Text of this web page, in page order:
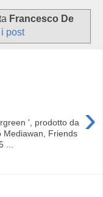
Francesco De
i post
›
', prodotto da
Mediawan, Friends
...